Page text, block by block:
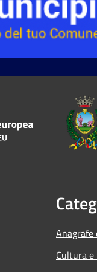
Cultura